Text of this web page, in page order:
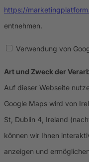
https://
entnehmen.
Verwendung von
Art und Zweck der
Auf dieser Webseite
Google Maps wird von
St, Dublin 4, Ireland
können wir Ihnen
anzeigen und